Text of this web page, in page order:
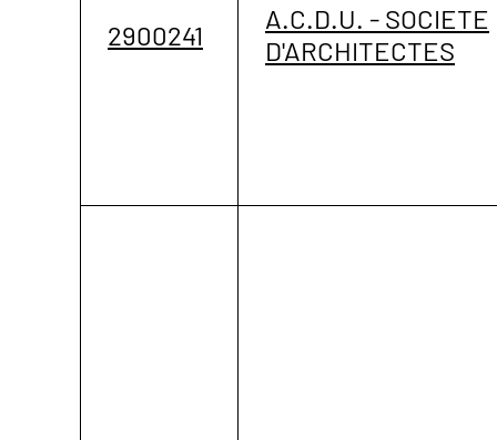
2900241
A.C.D.U. - SOCIETE
D'ARCHITECTES